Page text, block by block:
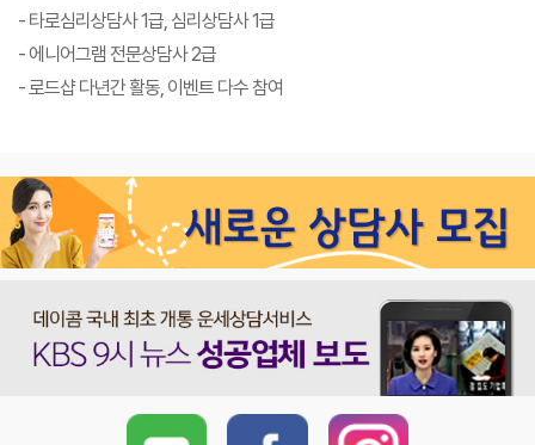
- 타로심리상담사 1급, 심리상담사 1급
- 에니어그램 전문상담사 2급
- 로드샵 다년간 활동, 이벤트 다수 참여